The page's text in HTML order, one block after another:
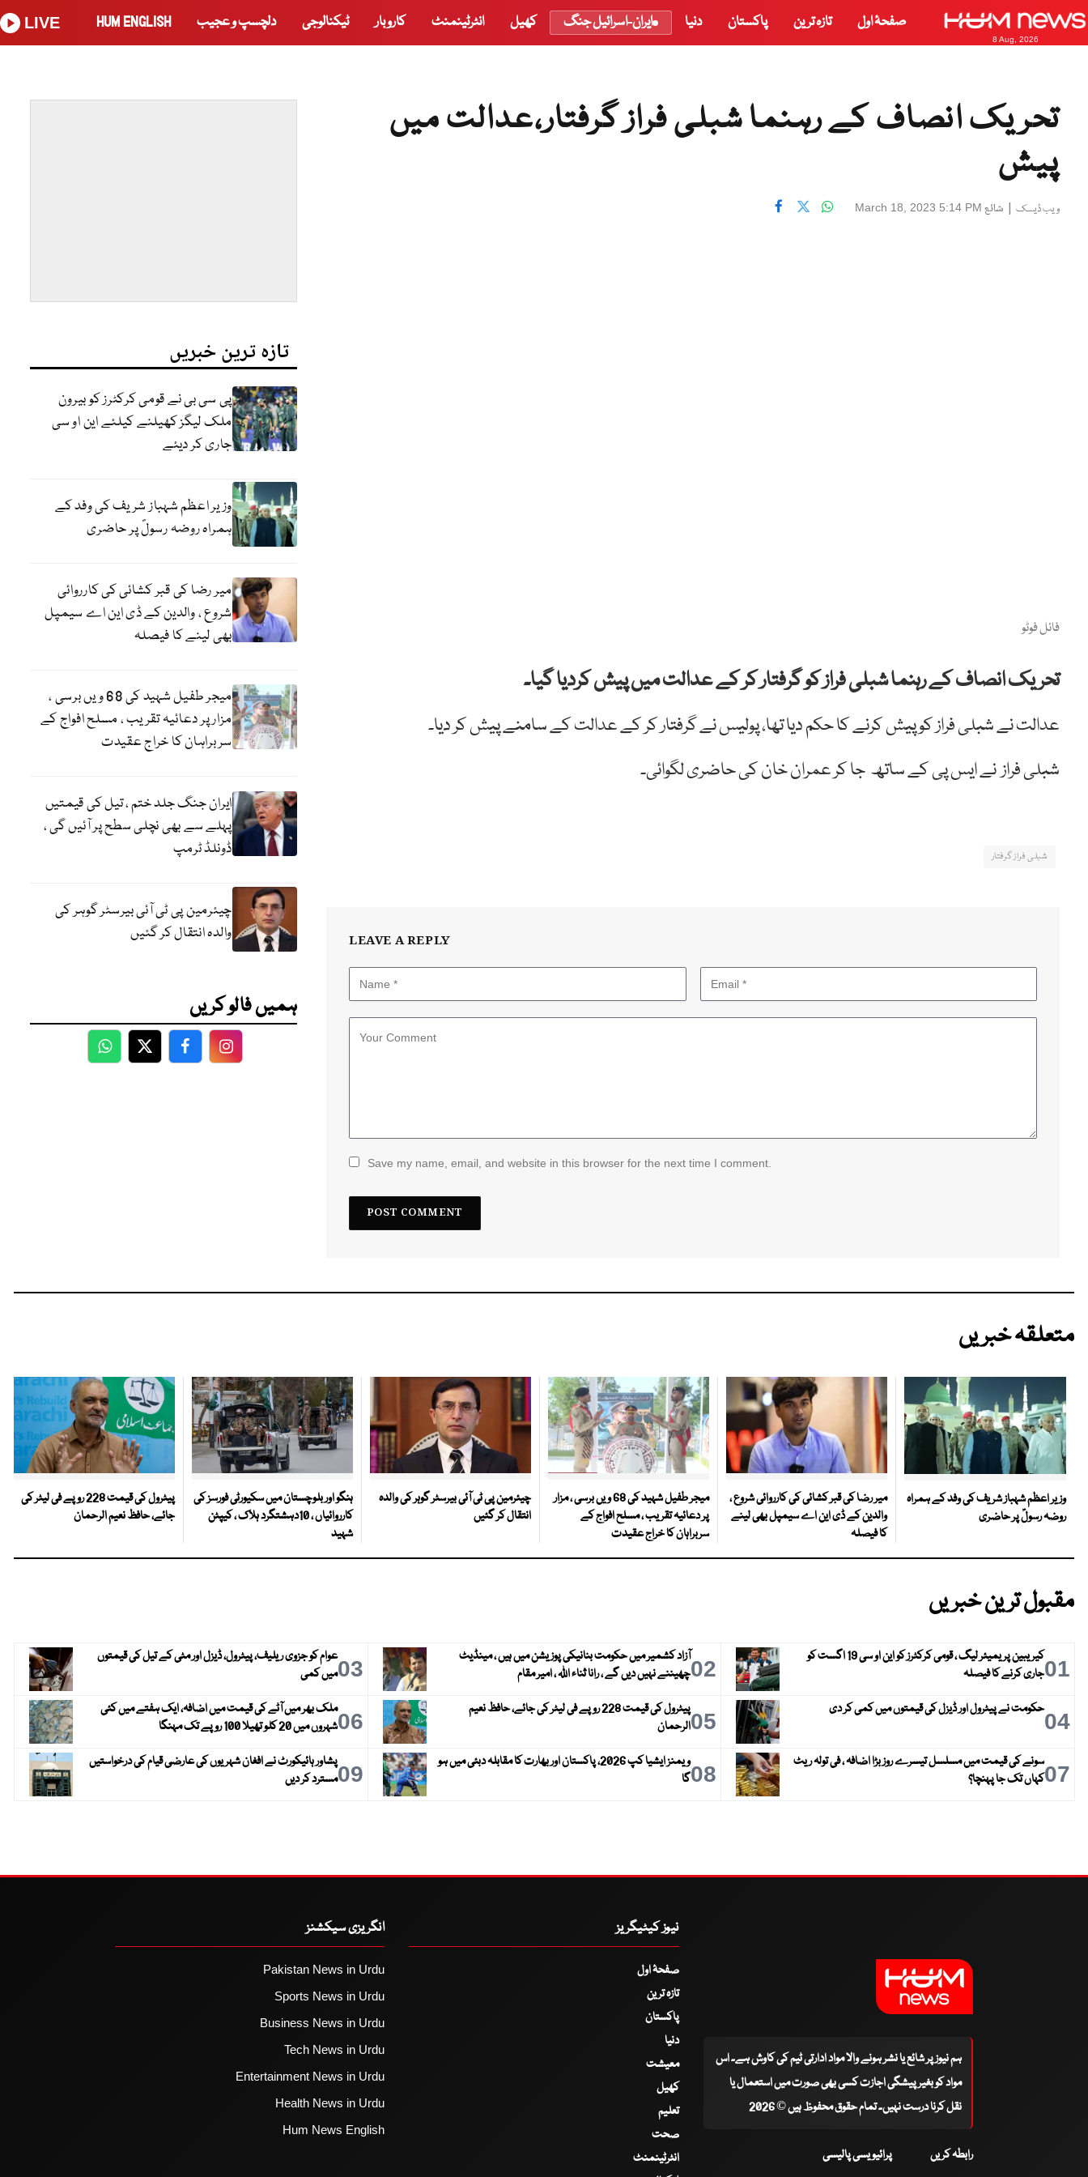
8 Aug, 2026
صفحۂ اول تازہ ترین پاکستان دنیا ایران-اسرائیل جنگ کھیل انٹرٹینمنٹ کاروبار ٹیکنالوجی دلچسپ و عجیب HUM ENGLISH
LIVE
تحریک انصاف کے رہنما شبلی فراز گرفتار،عدالت میں
پیش
ویب ڈیسک | شائع March 18, 2023 5:14 PM
فائل فوٹو
تحریک انصاف کے رہنما شبلی فراز کو گرفتار کر کے عدالت میں پیش کردیا گیا۔
عدالت نے شبلی فراز کو پیش کرنے کا حکم دیا تھا، پولیس نے گرفتار کر کے عدالت کے سامنے پیش کر دیا۔
شبلی فراز نے ایس پی کے ساتھ جا کر عمران خان کی حاضری لگوائی۔
شبلی فراز گرفتار
LEAVE A REPLY
Save my name, email, and website in this browser for the next time I comment.
تازہ ترین خبریں
پی سی بی نے قومی کرکٹرز کو بیرون
ملک لیگز کھیلنے کیلئے این او سی
جاری کر دیئے
وزیر اعظم شہباز شریف کی وفد کے
ہمراہ روضہ رسولؐ پر حاضری
میر رضا کی قبر کشائی کی کارروائی
شروع ، والدین کے ڈی این اے سیمپل
بھی لینے کا فیصلہ
میجر طفیل شہید کی 68 ویں برسی ،
مزار پر دعائیہ تقریب ، مسلح افواج کے
سربراہان کا خراج عقیدت
ایران جنگ جلد ختم ، تیل کی قیمتیں
پہلے سے بھی نچلی سطح پر آئیں گی ،
ڈونلڈ ٹرمپ
چیئرمین پی ٹی آئی بیرسٹر گوہر کی
والدہ انتقال کر گئیں
ہمیں فالو کریں
WhatsApp
TwitterFacebookFacebook
متعلقہ خبریں
وزیر اعظم شہباز شریف کی وفد کے ہمراہ
روضہ رسولؐ پر حاضری
میر رضا کی قبر کشائی کی کارروائی شروع ،
والدین کے ڈی این اے سیمپل بھی لینے
کا فیصلہ
میجر طفیل شہید کی 68 ویں برسی ، مزار
پر دعائیہ تقریب ، مسلح افواج کے
سربراہان کا خراج عقیدت
چیئرمین پی ٹی آئی بیرسٹر گوہر کی والدہ
انتقال کر گئیں
ہنگو اور بلوچستان میں سکیورٹی فورسز کی
کارروائیاں ، 10دہشتگرد ہلاک ، کیپٹن
شہید
پیٹرول کی قیمت 228 روپے فی لیٹر کی
جائے، حافظ نعیم الرحمان
مقبول ترین خبریں
01
کیریبین پریمیئر لیگ ، قومی کرکٹرز کو این او سی 19 اگست کو
جاری کرنے کا فیصلہ
02آزاد کشمیر میں حکومت بنانیکی پوزیشن میں ہیں ، مینڈیٹ
چھیننے نہیں دیں گے ، رانا ثناء اللہ ، امیر مقام
03عوام کو جزوی ریلیف، پیٹرول، ڈیزل اور مٹی کے تیل کی قیمتوں
میں کمی
04حکومت نے پیٹرول اور ڈیزل کی قیمتوں میں کمی کر دی 05
پیٹرول کی قیمت 228 روپے فی لیٹر کی جائے، حافظ نعیم
الرحمان
06ملک بھر میں آٹے کی قیمت میں اضافہ، ایک ہفتے میں کئی
شہروں میں 20 کلو تھیلا 100 روپے تک مہنگا
07سونے کی قیمت میں مسلسل تیسرے روز بڑا اضافہ ، فی تولہ ریٹ
کہاں تک جا پہنچا؟
08
ویمنز ایشیا کپ 2026، پاکستان اور بھارت کا مقابلہ دبئی میں ہو
گا
09پشاور ہائیکورٹ نے افغان شہریوں کی عارضی قیام کی درخواستیں
مسترد کر دیں
ہم نیوز پر شائع یا نشر ہونے والا مواد ادارتی ٹیم کی کاوش ہے۔ اس
مواد کو بغیر پیشگی اجازت کسی بھی صورت میں استعمال یا
نقل کرنا درست نہیں۔ تمام حقوق محفوظ ہیں © 2026
رابطہ کریں پرائیویسی پالیسی
نیوز کیٹیگریز
صفحۂ اول
تازہ ترین
پاکستان
دنیا
معیشت
کھیل
تعلیم
صحت
انٹرٹینمنٹ
انگریزی سیکشنز
Pakistan News in Urdu
Sports News in Urdu
Business News in Urdu
Tech News in Urdu
Entertainment News in Urdu
Health News in Urdu
Hum News English